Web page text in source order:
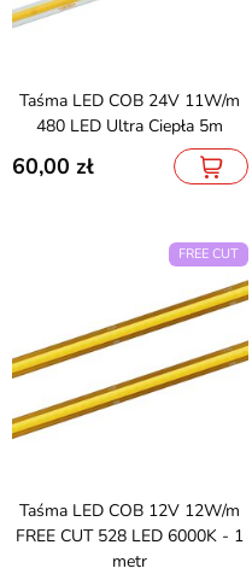
Taśma LED COB 24V 11W/m
480 LED Ultra Ciepła 5m
60,00
FREE CUT
Taśma LED COB 12V 12W/m
FREE CUT 528 LED 6000K - 1
metr